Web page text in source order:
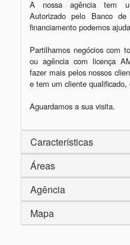
A nossa agência tem
Autorizado pelo Banco
financiamento podemos
Partilhamos negócios com
ou agência com licença
fazer mais pelos nossos
e tem um cliente
Características
Áreas
Agência
Mapa